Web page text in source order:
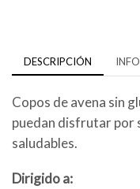
DESCRIPCIÓN
Copos de avena sin
puedan disfrutar por
saludables.
Dirigido a: